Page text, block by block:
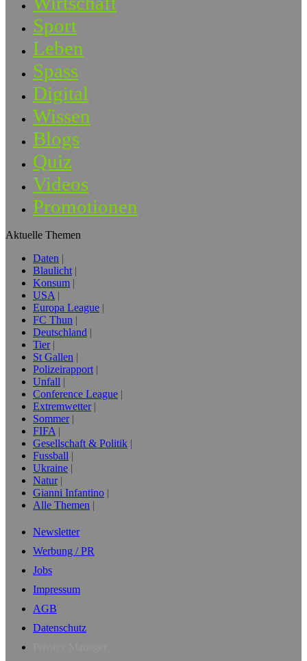
Sport
Leben
Spass
Digital
Wissen
Blogs
Quiz
Videos
Promotionen
Aktuelle Themen
Daten
Blaulicht
Konsum
USA
Europa League
FC Thun
Deutschland
Tier
St Gallen
Polizeirapport
Unfall
Conference League
Extremwetter
Sommer
FIFA
Gesellschaft & Politik
Fussball
Ukraine
Natur
Gianni Infantino
Alle Themen
Newsletter
Werbung / PR
Jobs
Impressum
AGB
Datenschutz